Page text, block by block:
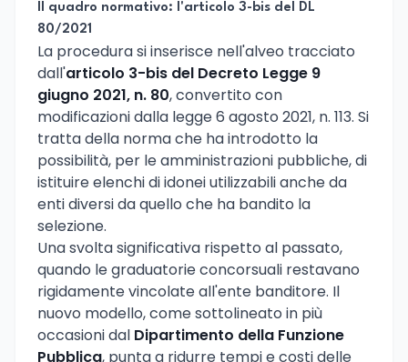
Il quadro normativo: l'articolo 3-bis del DL
80/2021
La procedura si inserisce nell'alveo tracciato
dall'articolo 3-bis del Decreto Legge 9
giugno 2021, n. 80, convertito con
modificazioni dalla legge 6 agosto 2021, n. 113. Si
tratta della norma che ha introdotto la
possibilità, per le amministrazioni pubbliche, di
istituire elenchi di idonei utilizzabili anche da
enti diversi da quello che ha bandito la
selezione.
Una svolta significativa rispetto al passato,
quando le graduatorie concorsuali restavano
rigidamente vincolate all'ente banditore. Il
nuovo modello, come sottolineato in più
occasioni dal Dipartimento della Funzione
Pubblica, punta a ridurre tempi e costi delle